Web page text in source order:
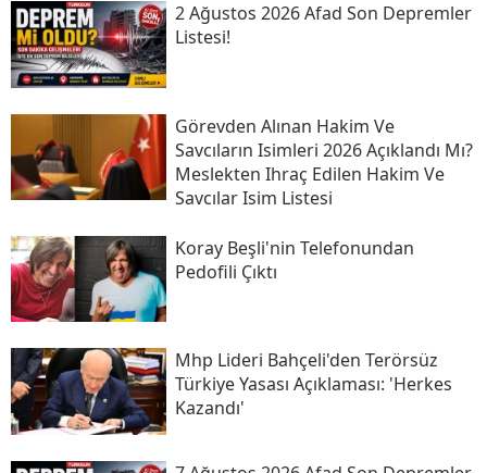
2 Ağustos 2026 Afad Son Depremler
Listesi!
Görevden Alınan Hakim Ve
Savcıların Isimleri 2026 Açıklandı Mı?
Meslekten Ihraç Edilen Hakim Ve
Savcılar Isim Listesi
Koray Beşli'nin Telefonundan
Pedofili Çıktı
Mhp Lideri Bahçeli'den Terörsüz
Türkiye Yasası Açıklaması: 'herkes
Kazandı'